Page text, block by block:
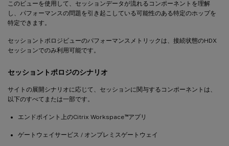
このビューを使用して、セッションデータが流れるコンポーネントを理解
し、パフォーマンスの問題を引き起こしている可能性のある特定のホップを
特定できます。
セッショントポロジビューのパフォーマンスメトリックは、接続状態のHDX
セッションでのみ利用可能です。
セッショントポロジのシナリオ
サイトの展開シナリオに応じて、セッションに関与するコンポーネントは、
以下のすべてまたは一部です。
エンドポイント上のCitrix Workspace™アプリ
ゲートウェイサービス / オンプレミスゲートウェイ